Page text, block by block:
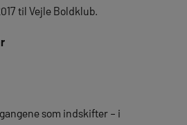
til Vejle Boldklub.
som indskifter – i